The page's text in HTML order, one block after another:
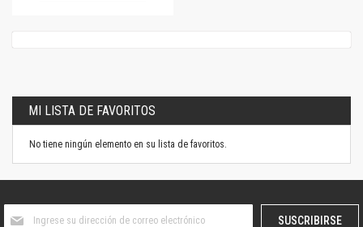
MI LISTA DE FAVORITOS
No tiene ningún elemento en su lista de favoritos.
SUSCRIBIRSE